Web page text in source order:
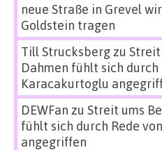
neue Straße in Grevel
Goldstein tragen
Till Strucksbergzu
Dahmen fühlt sich durch
Karacakurtoglu
DEWFan zu Streit ums
fühlt sich durch Rede
angegriffen